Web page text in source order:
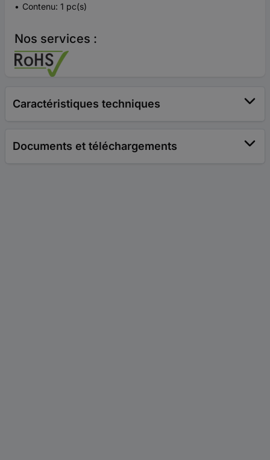
Contenu: 1 pc(s)
Nos services :
Caractéristiques techniques
Documents et téléchargements